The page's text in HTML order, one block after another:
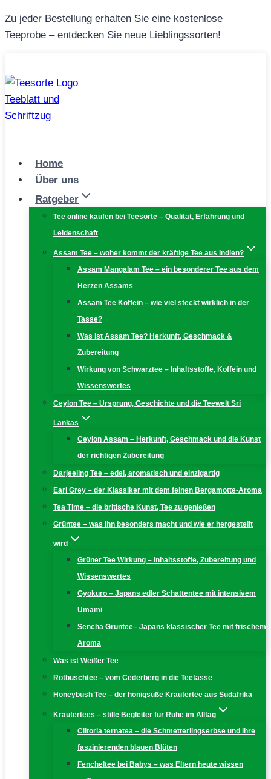
Zum
Inhalt
Zu jeder Bestellung erhalten Sie eine kostenlose
Teeprobe – entdecken Sie neue Lieblingssorten!
Home
Über uns
Ratgeber
Tee online kaufen bei Teesorte – Qualität, Erfahrung und
Leidenschaft
Assam Tee – woher kommt der kräftige Tee aus Indien?
Assam Mangalam Tee – ein besonderer Tee aus dem
Herzen Assams
Assam Tee Koffein – wie viel steckt wirklich in der
Tasse?
Was ist Assam Tee? Herkunft, Geschmack &
Zubereitung
Wirkung von Schwarztee – Inhaltsstoffe, Koffein und
Wissenswertes
Ceylon Tee – Ursprung, Geschichte und die Teewelt Sri
Lankas
Ceylon Assam – Herkunft, Geschmack und die Kunst
der richtigen Zubereitung
Darjeeling Tee – edel, aromatisch und einzigartig
Earl Grey – der Klassiker mit dem feinen Bergamotte-Aroma
Tea Time – die britische Kunst, Tee zu genießen
Grüntee – was ihn besonders macht und wie er hergestellt
wird
Grüner Tee Wirkung – Inhaltsstoffe, Zubereitung und
Wissenswertes
Gyokuro – Japans edler Schattentee mit intensivem
Umami
Sencha Grüntee– Japans klassischer Tee mit frischem
Aroma
Was ist Weißer Tee
Rotbuschtee – vom Cederberg in die Teetasse
Honeybush Tee – der honigsüße Kräutertee aus Südafrika
Kräutertees – stille Begleiter für Ruhe im Alltag
Clitoria ternatea – die Schmetterlingserbse und ihre
faszinierenden blauen Blüten
Fencheltee bei Babys – was Eltern heute wissen